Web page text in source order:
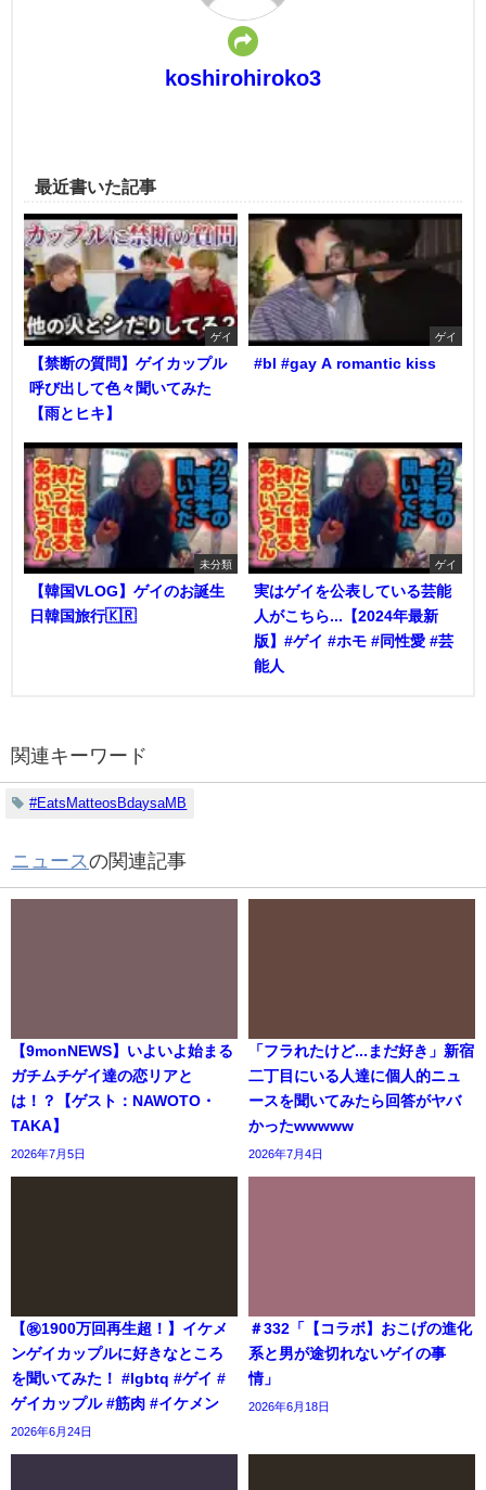
koshirohiroko3
最近書いた記事
ゲイ
【禁断の質問】ゲイカップル
呼び出して色々聞いてみた
【雨とヒキ】
ゲイ
#bl #gay A romantic kiss
未分類
【韓国VLOG】ゲイのお誕生
日韓国旅行🇰🇷
ゲイ
実はゲイを公表している芸能
人がこちら...【2024年最新
版】#ゲイ #ホモ #同性愛 #芸
能人
関連キーワード
#EatsMatteosBdaysaMB
ニュースの関連記事
【9monNEWS】いよいよ始まる
ガチムチゲイ達の恋リアと
は！？【ゲスト：NAWOTO・
TAKA】
2026年7月5日
「フラれたけど...まだ好き」新宿
二丁目にいる人達に個人的ニュ
ースを聞いてみたら回答がヤバ
かったwwwww
2026年7月4日
【㊗️1900万回再生超！】イケメ
ンゲイカップルに好きなところ
を聞いてみた！ #lgbtq #ゲイ #
ゲイカップル #筋肉 #イケメン
2026年6月24日
＃332「【コラボ】おこげの進化
系と男が途切れないゲイの事
情」
2026年6月18日